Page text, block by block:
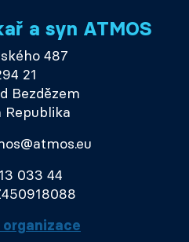
a syn ATMOS
487
21
Bezdězem
Republika
033 44